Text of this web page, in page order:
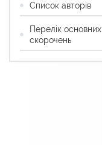
Список авторів
Перелік основних
скорочень